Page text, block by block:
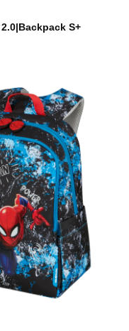
2.0|Backpack S+